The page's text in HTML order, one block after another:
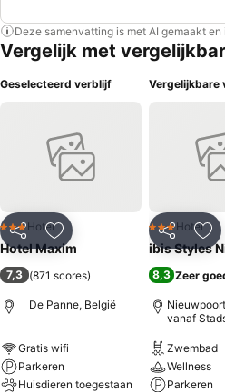
Deze samenvatting is met AI gemaakt
Vergelijk met
Geselecteerd verblijf
Delen Toevoegen aan
3 Sterren
Hotel
Hotel Maxim
7,3 (871 scores)
De Panne, België
Gratis wifi
Parkeren
Huisdieren toegestaan
Vergelijkbare
Delen
3 Sterren
Hotel
ibis Styles
8,3 Zeer
vanaf
Zwembad
Wellness
Parkeren